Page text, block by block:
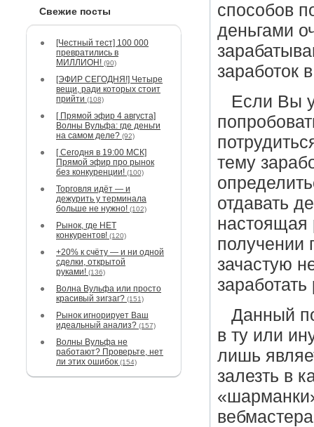
Свежие посты
[Честный тест] 100 000
превратились в
МИЛЛИОН! (90)
[ЭФИР СЕГОДНЯ!] Четыре
вещи, ради которых стоит
прийти (108)
[ Прямой эфир 4 августа]
Волны Вульфа: где деньги
на самом деле? (92)
[ Сегодня в 19:00 МСК]
Прямой эфир про рынок
без конкуренции! (100)
Торговля идёт — и
дежурить у терминала
больше не нужно! (102)
Рынок, где НЕТ
конкурентов! (120)
+20% к счёту — и ни одной
сделки, открытой
руками! (136)
Волна Вульфа или просто
красивый зигзаг? (151)
Рынок игнорирует Ваш
идеальный анализ? (157)
Волны Вульфа не
работают? Проверьте, нет
ли этих ошибок (154)
способов
деньгами
заработок
Если Вы
тему
отдавать
настоящая
получении
зачастую
Данный
в ту или
лишь
залезть в